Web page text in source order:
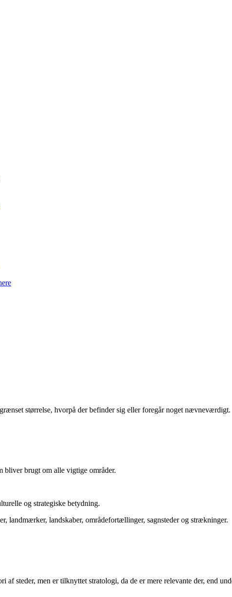
størrelse, hvorpå der befinder sig eller foregår noget nævneværdigt.
bliver brugt om alle vigtige områder.
og strategiske betydning.
landmærker, landskaber, områdefortællinger, sagnsteder og strækninger.
steder, men er tilknyttet stratologi, da de er mere relevante der, end